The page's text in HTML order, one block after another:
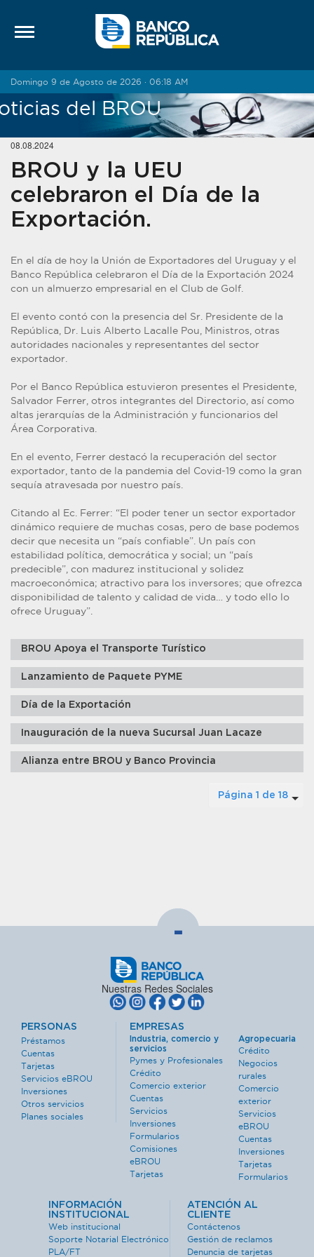
Domingo 9 de Agosto de 2026 · 06:18 AM
del BROU
08.08.2024
BROU y la UEU
celebraron el Día de la
Exportación.
En el día de hoy la Unión de Exportadores del Uruguay y el
Banco República celebraron el Día de la Exportación 2024
con un almuerzo empresarial en el Club de Golf.
El evento contó con la presencia del Sr. Presidente de la
República, Dr. Luis Alberto Lacalle Pou, Ministros, otras
autoridades nacionales y representantes del sector
exportador.
Por el Banco República estuvieron presentes el Presidente,
Salvador Ferrer, otros integrantes del Directorio, así como
altas jerarquías de la Administración y funcionarios del
Área Corporativa.
En el evento, Ferrer destacó la recuperación del sector
exportador, tanto de la pandemia del Covid-19 como la gran
sequía atravesada por nuestro país.
Citando al Ec. Ferrer: “El poder tener un sector exportador
dinámico requiere de muchas cosas, pero de base podemos
decir que necesita un “país confiable”. Un país con
estabilidad política, democrática y social; un “país
predecible”, con madurez institucional y solidez
macroeconómica; atractivo para los inversores; que ofrezca
disponibilidad de talento y calidad de vida… y todo ello lo
ofrece Uruguay”.
BROU Apoya el Transporte Turístico
Lanzamiento de Paquete PYME
Día de la Exportación
Inauguración de la nueva Sucursal Juan Lacaze
Alianza entre BROU y Banco Provincia
Página 1 de 18
-
Nuestras Redes Sociales
PERSONAS
Préstamos
Cuentas
Tarjetas
Servicios eBROU
Inversiones
Otros servicios
Planes sociales
EMPRESAS
Industria, comercio y
servicios
Pymes y Profesionales
Crédito
Comercio exterior
Cuentas
Servicios
Inversiones
Formularios
Comisiones
eBROU
Tarjetas
Agropecuaria
Crédito
Negocios
rurales
Comercio
exterior
Servicios
eBROU
Cuentas
Inversiones
Tarjetas
Formularios
INFORMACIÓN
INSTITUCIONAL
Web institucional
Soporte Notarial Electrónico
PLA/FT
ATENCIÓN AL
CLIENTE
Contáctenos
Gestión de reclamos
Denuncia de tarjetas